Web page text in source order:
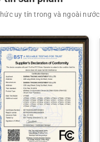
uy tín trong và ngoài nước